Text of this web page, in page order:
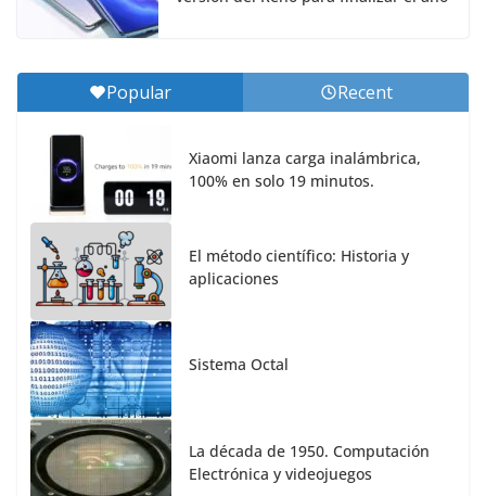
Popular Recent
Xiaomi lanza carga inalámbrica,
100% en solo 19 minutos.
El método científico: Historia y
aplicaciones
Sistema Octal
La década de 1950. Computación
Electrónica y videojuegos